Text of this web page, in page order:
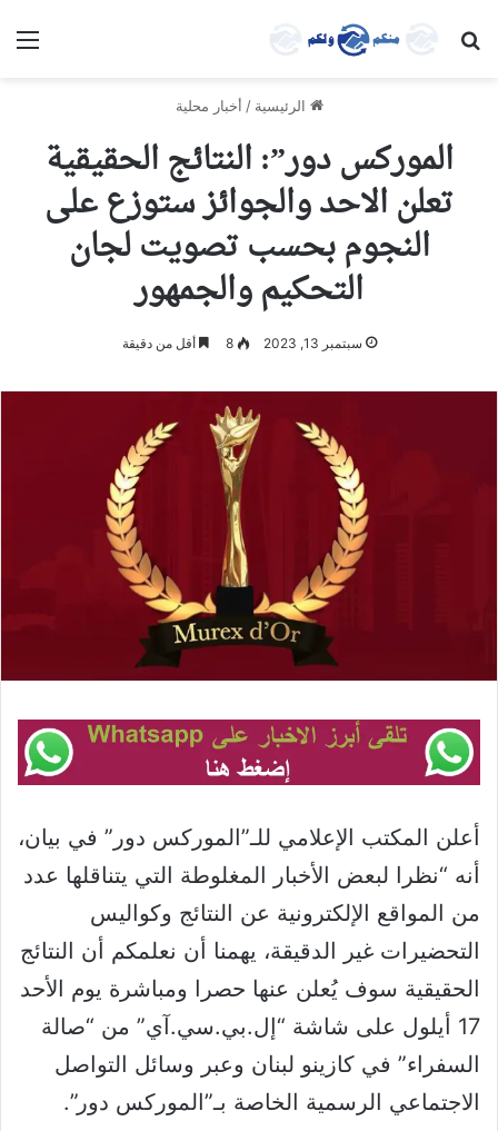
بحث عن
الرئيسية / أخبار محلية
الموركس دور”: النتائج الحقيقية
تعلن الاحد والجوائز ستوزع على
النجوم بحسب تصويت لجان
التحكيم والجمهور
سبتمبر 13, 2023 8 أقل من دقيقة
أعلن المكتب الإعلامي للـ”الموركس دور” في بيان،
أنه “نظرا لبعض الأخبار المغلوطة التي يتناقلها عدد
من المواقع الإلكترونية عن النتائج وكواليس
التحضيرات غير الدقيقة، يهمنا أن نعلمكم أن النتائج
الحقيقية سوف يُعلن عنها حصرا ومباشرة يوم الأحد
17 أيلول على شاشة “إل.بي.سي.آي” من “صالة
السفراء” في كازينو لبنان وعبر وسائل التواصل
الاجتماعي الرسمية الخاصة بـ”الموركس دور”.